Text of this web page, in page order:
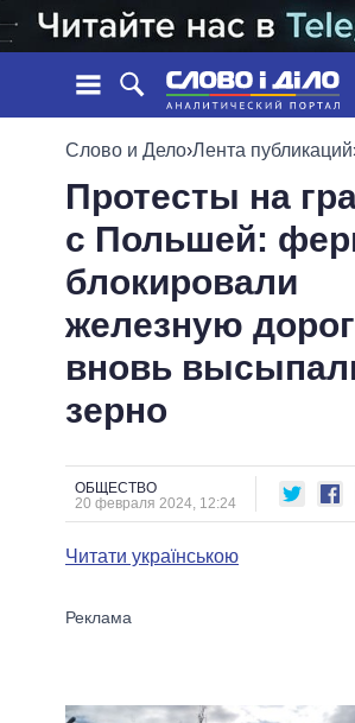
НОВОСТИ
ЛЕНТА
СОБЫТИЯ
СТАТЬИ
ОБЗОРЫ
ДАЙДЖЕСТЫ
ОБЕЩАНИЯ
ПОЛИТИКИ
ВСЕ ПОЛИТИКИ
ПРЕЗИДЕНТ И ОФИС
ВЕРХОВНАЯ РАДА
КАБИНЕТ МИНИСТРОВ
МЭРЫ
ВСЕ ПЕРСОНЫ
ВИДЕО
СРАВНЕНИЕ
Слово и Дело›Лента публикаций
Протесты на
с Польшей:
блокировали
железную
вновь
зерно
ОБЩЕСТВО
20 февраля 2024, 12:24
Читати українською